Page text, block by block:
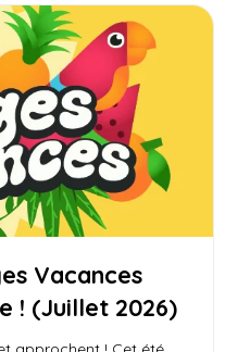
Vacances
! (Juillet 2026)